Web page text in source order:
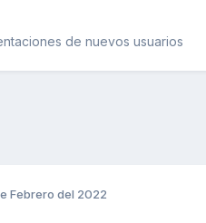
de nuevos usuarios
Febrero del 2022